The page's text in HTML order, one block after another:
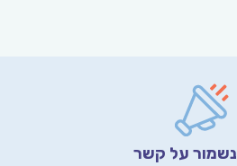
נשמור על קשר